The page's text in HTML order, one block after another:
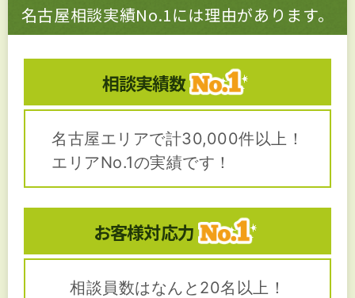
名古屋相談実績No.1には理由があります。
相談実績数
名古屋エリアで計30,000件以上！
エリアNo.1の実績です！
お客様対応力
相談員数はなんと20名以上！